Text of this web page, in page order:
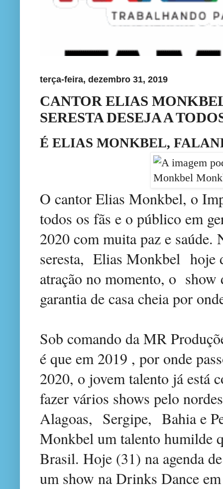
terça-feira, dezembro 31, 2019
CANTOR ELIAS
SERESTA DESEJA A
É ELIAS MONKBEL,
O cantor Elias Monkbel, o
todos os fãs e o público em
2020 com muita paz e saúde.
seresta, Elias Monkbel hoje
atração no momento, o show
garantia de casa cheia por
Sob comando da MR
é que em 2019 , por onde
2020, o jovem talento já está
fazer vários shows pelo
Alagoas, Sergipe, Bahia e
Monkbel um talento humilde
Brasil. Hoje (31) na agenda
um show na Drinks Dance